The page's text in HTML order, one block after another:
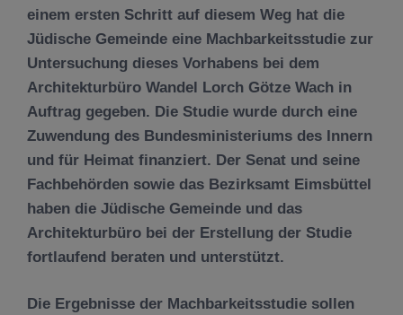
einem ersten Schritt auf diesem Weg hat die
Jüdische Gemeinde eine Machbarkeitsstudie zur
Untersuchung dieses Vorhabens bei dem
Architekturbüro Wandel Lorch Götze Wach in
Auftrag gegeben. Die Studie wurde durch eine
Zuwendung des Bundesministeriums des Innern
und für Heimat finanziert. Der Senat und seine
Fachbehörden sowie das Bezirksamt Eimsbüttel
haben die Jüdische Gemeinde und das
Architekturbüro bei der Erstellung der Studie
fortlaufend beraten und unterstützt.
Die Ergebnisse der Machbarkeitsstudie sollen